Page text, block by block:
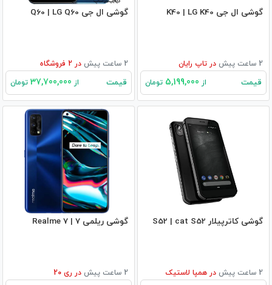
گوشی ال جی K40 | LG K40
2 ساعت پیش در تاپ رایان
قیمت از تومان
گوشی ال جی Q60 | LG Q60
2 ساعت پیش در فروشگاه
قیمت از تومان
گوشی کاترپیلار S52 | cat S52
2 ساعت پیش در همپا لاستیک
گوشی ریلمی 7 | Realme 7
2 ساعت پیش در ری 20